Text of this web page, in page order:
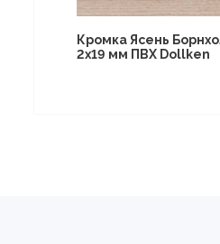
Кромка Ясень
2х19 мм ПВХ Dollken